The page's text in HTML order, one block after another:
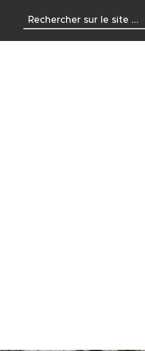
principal